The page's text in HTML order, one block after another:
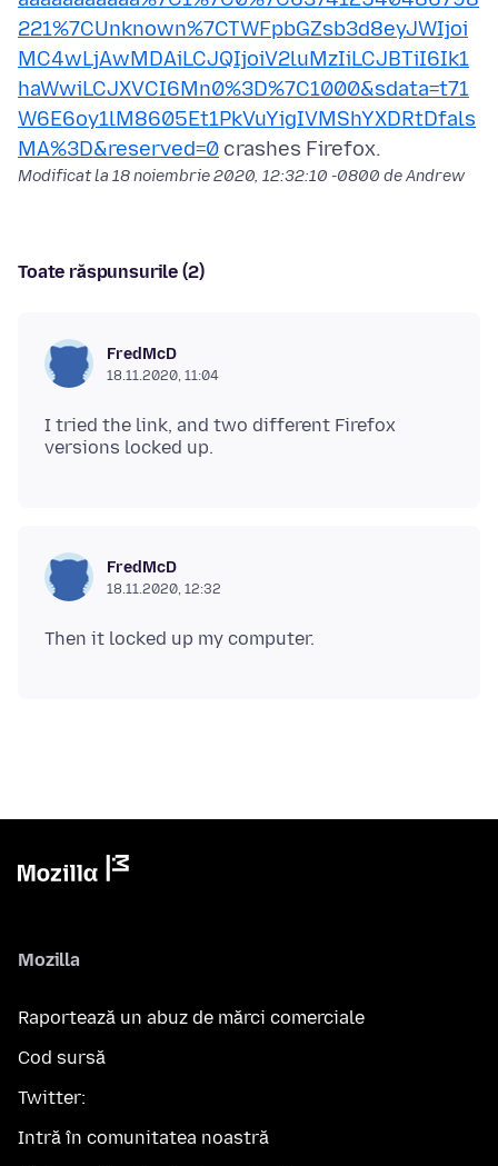
221%7CUnknown%7CTWFpbGZsb3d8eyJWIjoi
MC4wLjAwMDAiLCJQIjoiV2luMzIiLCJBTiI6Ik1
haWwiLCJXVCI6Mn0%3D%7C1000&sdata=t71
W6E6oy1lM8605Et1PkVuYigIVMShYXDRtDfals
MA%3D&reserved=0
Modificat la 18 noiembrie 2020, 12:32:10 -0800 de Andrew
Toate răspunsurile (2)
FredMcD
18.11.2020, 11:04
I tried the link, and two different Firefox
FredMcD
18.11.2020, 12:32
Mozilla
Raportează un abuz de mărci comerciale
Cod sursă
Twitter:
Intră în comunitatea noastră